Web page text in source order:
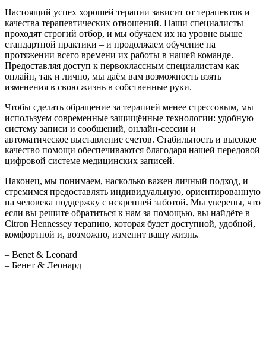
Настоящий успех хорошей терапии зависит от терапевтов и
качества терапевтических отношений. Наши специалисты
проходят строгий отбор, и мы обучаем их на уровне выше
стандартной практики – и продолжаем обучение на
протяжении всего времени их работы в нашей команде.
Предоставляя доступ к первоклассным специалистам как
онлайн, так и лично, мы даём вам возможность взять
изменения в свою жизнь в собственные руки.
Чтобы сделать обращение за терапией менее стрессовым, мы
используем современные защищённые технологии: удобную
систему записи и сообщений, онлайн-сессии и
автоматическое выставление счетов. Стабильность и высокое
качество помощи обеспечиваются благодаря нашей передовой
цифровой системе медицинских записей.
Наконец, мы понимаем, насколько важен личный подход, и
стремимся предоставлять индивидуальную, ориентированную
на человека поддержку с искренней заботой. Мы уверены, что
если вы решите обратиться к нам за помощью, вы найдёте в
Citron Hennessey терапию, которая будет доступной, удобной,
комфортной и, возможно, изменит вашу жизнь.
– Benet & Leonard
– Бенет & Леонард